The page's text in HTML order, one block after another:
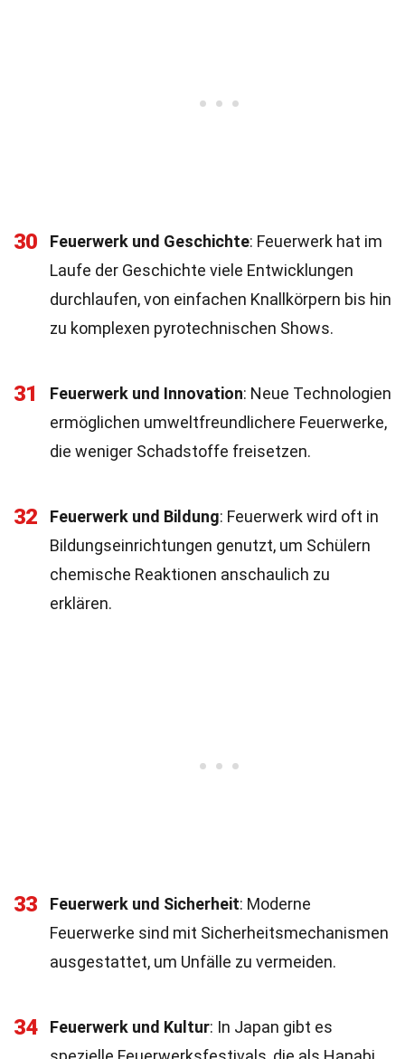
30 Feuerwerk und Geschichte: Feuerwerk hat im
Laufe der Geschichte viele Entwicklungen
durchlaufen, von einfachen Knallkörpern bis hin
zu komplexen pyrotechnischen Shows.
31 Feuerwerk und Innovation: Neue Technologien
ermöglichen umweltfreundlichere Feuerwerke,
die weniger Schadstoffe freisetzen.
32 Feuerwerk und Bildung: Feuerwerk wird oft in
Bildungseinrichtungen genutzt, um Schülern
chemische Reaktionen anschaulich zu
erklären.
33 Feuerwerk und Sicherheit: Moderne
Feuerwerke sind mit Sicherheitsmechanismen
ausgestattet, um Unfälle zu vermeiden.
34 Feuerwerk und Kultur: In Japan gibt es